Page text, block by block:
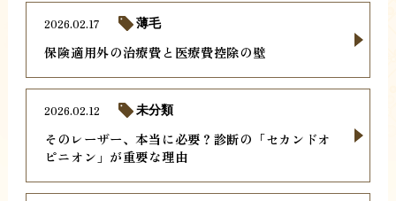
保険適用外の治療費と医療費控除の壁
2026.02.17 薄毛
そのレーザー、本当に必要？診断の「セカンドオ
ピニオン」が重要な理由
2026.02.12 未分類